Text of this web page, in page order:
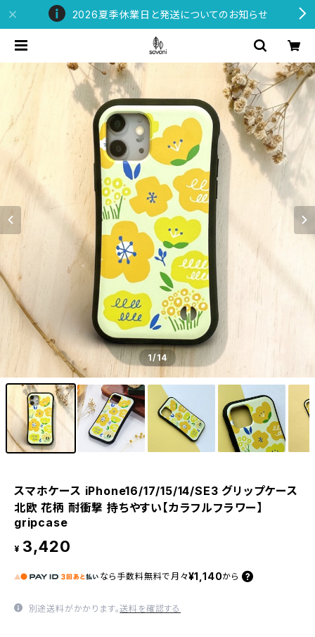
2026夏季休業日と発送についてのお知らせ
1/14
スマホケース iPhone16/17/15/14/SE3 グリップケース
北欧 花柄 耐衝撃 持ちやすい【カラフルフラワー】
gripcase
¥ 3,420
なら 手数料無料で 月々¥1,140から
別途送料がかかります。送料を確認する